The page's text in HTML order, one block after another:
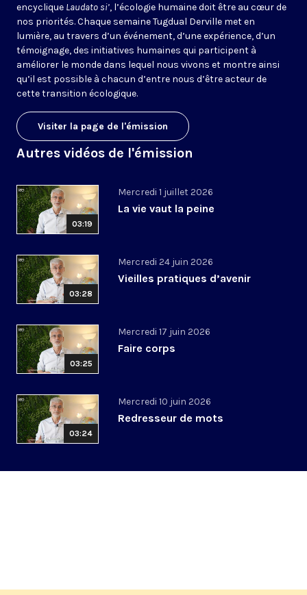
encyclique Laudato si’, l’écologie humaine doit être au cœur de
nos priorités. Chaque semaine Tugdual Derville met en
lumière, au travers d’un événement, d’une expérience, d’un
témoignage, des initiatives humaines qui participent à
améliorer le monde dans lequel nous vivons et montre ainsi
qu’il est possible à chacun d’entre nous d’être acteur de
cette transition écologique.
Visiter la page de l'émission
Autres vidéos de l'émission
03:19
Mercredi 1 juillet 2026
La vie vaut la peine
03:28
Mercredi 24 juin 2026
Vieilles pratiques d’avenir
03:25
Mercredi 17 juin 2026
Faire corps
03:24
Mercredi 10 juin 2026
Redresseur de mots